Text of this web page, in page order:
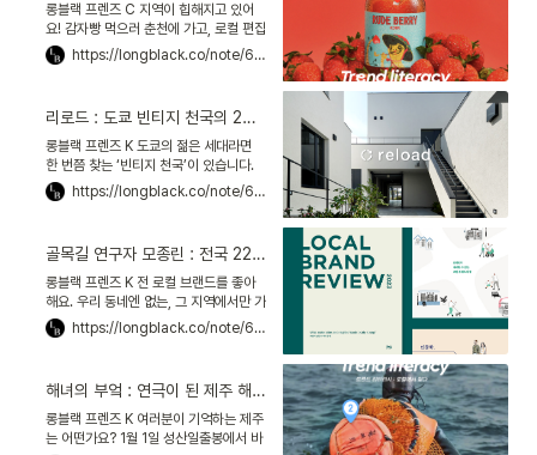
롱블랙 프렌즈 C 지역이 힙해지고 있어
요! 감자빵 먹으러 춘천에 가고, 로컬 편집
숍 구경하러 부산에 가요. 롱블랙과 『트렌
드 코리아』 팀이 로컬에 주목한 이유죠.오
https://longblack.co/note/677
리로드 : 도쿄 빈티지 천국의 2층 상가, ‘옛 동네’의 감각을 되살리다
롱블랙 프렌즈 K 도쿄의 젊은 세대라면
한 번쯤 찾는 ‘빈티지 천국’이 있습니다.
시모키타자와. 인스타그램에서 영어로
‘shimokitazawa’를 검색하면, 해시태
https://longblack.co/note/678
골목길 연구자 모종린 : 전국 220곳 골목을 누비며, 로컬의 성공 비결을 읽다
롱블랙 프렌즈 K 전 로컬 브랜드를 좋아
해요. 우리 동네엔 없는, 그 지역에서만 가
능한 경험을 주잖아요. 요즘은 로컬 브랜
드가 지역을 넘어서도 인기를 끌더라고
https://longblack.co/note/682
해녀의 부엌 : 연극이 된 제주 해녀의 삶, 잊지 못할 해산물 다이닝을 창조하다
롱블랙 프렌즈 K 여러분이 기억하는 제주
는 어떤가요? 1월 1일 성산일출봉에서 바